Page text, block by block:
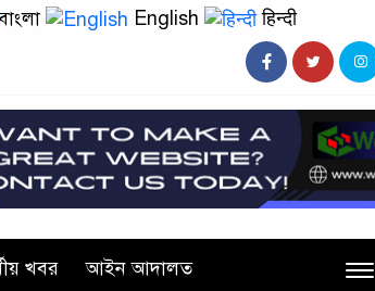
English हिन्दी
খবর আইন আদালত